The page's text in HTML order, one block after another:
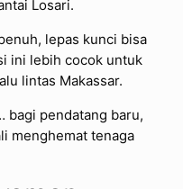
Losari.
lepas kunci bisa
ini lebih cocok untuk
lintas Makassar.
bagi pendatang baru,
menghemat tenaga